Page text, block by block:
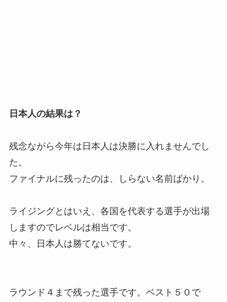
日本人の結果は？
残念ながら今年は日本人は決勝に入れませんでし
た。
ファイナルに残ったのは、しらない名前ばかり。
ライジングとはいえ、各国を代表する選手が出場
しますのでレベルは相当です。
中々、日本人は勝てないです。
ラウンド４まで残った選手です。ベスト５０で